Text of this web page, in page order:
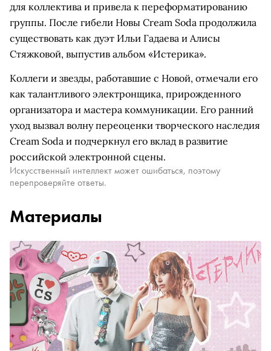
для коллектива и привела к переформатированию
группы. После гибели Новы Cream Soda продолжила
существовать как дуэт Ильи Гадаева и Алисы
Стяжковой, выпустив альбом «Истерика».
Коллеги и звезды, работавшие с Новой, отмечали его
как талантливого электронщика, прирожденного
организатора и мастера коммуникации. Его ранний
уход вызвал волну переоценки творческого наследия
Cream Soda и подчеркнул его вклад в развитие
российской электронной сцены.
Искусственный интеллект может ошибаться, поэтому
перепроверяйте ответы.
Материалы